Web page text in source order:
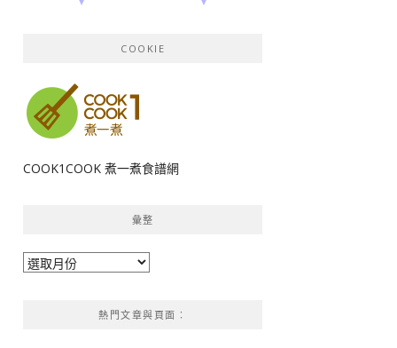
COOKIE
COOK1COOK 煮一煮食譜網
彙整
彙
熱門文章與頁面︰